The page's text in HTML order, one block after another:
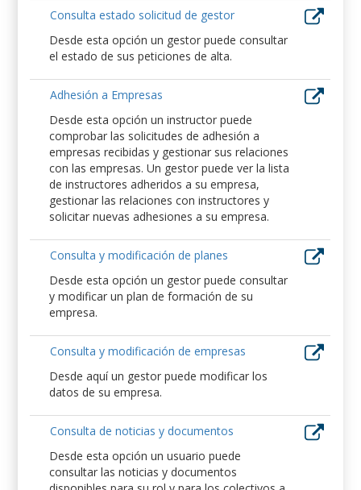
Consulta estado solicitud de gestor
Desde esta opción un gestor puede consultar
el estado de sus peticiones de alta.
Adhesión a Empresas
Desde esta opción un instructor puede
comprobar las solicitudes de adhesión a
empresas recibidas y gestionar sus relaciones
con las empresas. Un gestor puede ver la lista
de instructores adheridos a su empresa,
gestionar las relaciones con instructores y
solicitar nuevas adhesiones a su empresa.
Consulta y modificación de planes
Desde esta opción un gestor puede consultar
y modificar un plan de formación de su
empresa.
Consulta y modificación de empresas
Desde aquí un gestor puede modificar los
datos de su empresa.
Consulta de noticias y documentos
Desde esta opción un usuario puede
consultar las noticias y documentos